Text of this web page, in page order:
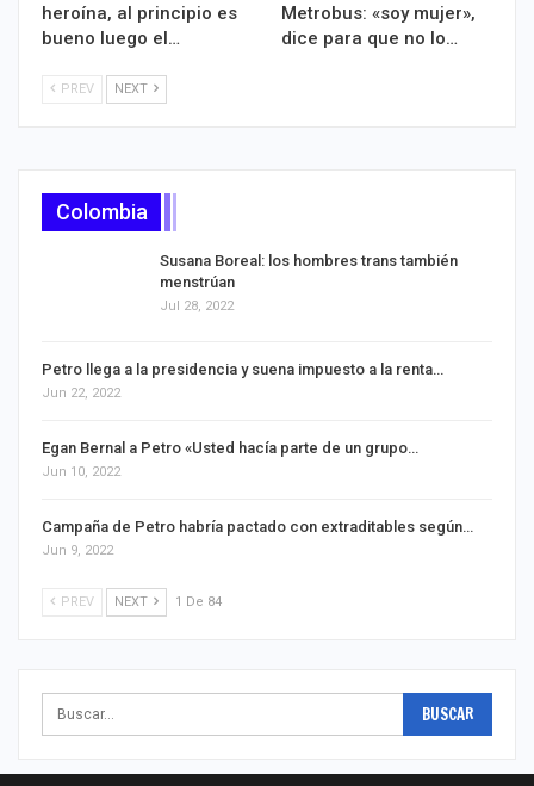
heroína, al principio es
bueno luego el…
Metrobus: «soy mujer»,
dice para que no lo…
PREV NEXT
Colombia
Susana Boreal: los hombres trans también
menstrúan
Jul 28, 2022
Petro llega a la presidencia y suena impuesto a la renta…
Jun 22, 2022
Egan Bernal a Petro «Usted hacía parte de un grupo…
Jun 10, 2022
Campaña de Petro habría pactado con extraditables según…
Jun 9, 2022
PREV NEXT 1 De 84